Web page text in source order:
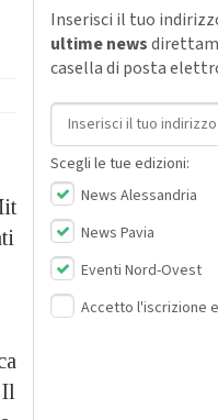
Inserisci il tuo
ultime news
casella di posta
Indirizzo email
Scegli le tue edizioni:
News Alessandria
News Pavia
Eventi Nord-Ovest
Accetto l'iscrizione